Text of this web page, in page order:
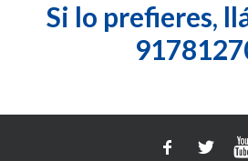
Si lo prefieres,